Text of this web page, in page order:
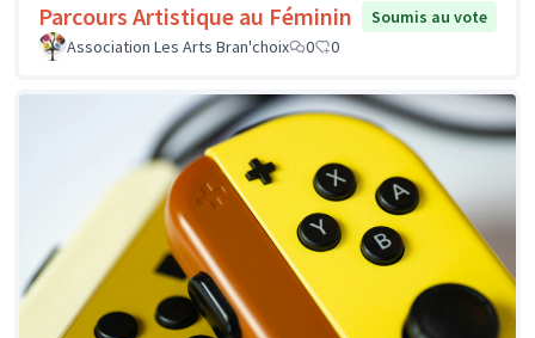
Parcours Artistique au Féminin
Soumis au vote
Association Les Arts Bran'choix
0 0